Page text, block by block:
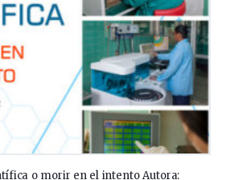
o morir en el intento Autora: